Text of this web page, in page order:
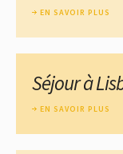
EN SAVOIR PLUS
Séjour à
EN SAVOIR PLUS